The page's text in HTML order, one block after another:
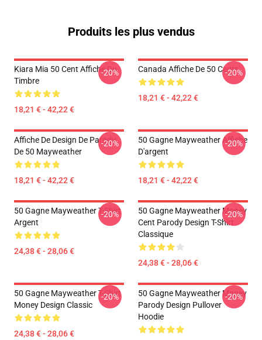
Produits les plus vendus
Kiara Mia 50 Cent Affiche Du
Timbre
18,21 € - 42,22 €
-20% Canada Affiche De 50 Cents
18,21 € - 42,22 €
-20%
Affiche De Design De Parody
De 50 Mayweather
18,21 € - 42,22 €
-20%
50 Gagne Mayweather Affiche
D'argent
18,21 € - 42,22 €
-20%
50 Gagne Mayweather T-Shirt
Argent
24,38 € - 28,06 €
-20%
50 Gagne Mayweather Money
Cent Parody Design T-Shirt
Classique
24,38 € - 28,06 €
-20%
50 Gagne Mayweather T-Shirt
Money Design Classic
24,38 € - 28,06 €
-20%
50 Gagne Mayweather Money
Parody Design Pullover
Hoodie
-20%